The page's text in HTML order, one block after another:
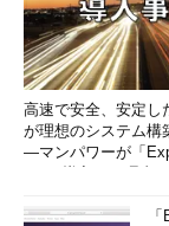
高速で安全、安定し
が理想のシステム
―マンパワーが「